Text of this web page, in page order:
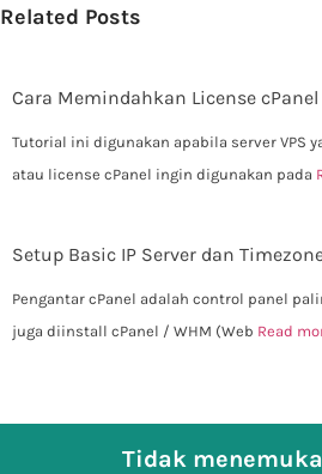
Related Posts
Cara Memindahkan License cPanel
Tutorial ini digunakan apabila server VPS
atau license cPanel ingin digunakan pada
Setup Basic IP Server dan
Pengantar cPanel adalah control panel
juga diinstall cPanel / WHM (Web Read
Tidak